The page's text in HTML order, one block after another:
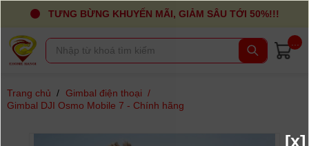
TƯNG BỪNG KHUYẾN MÃI, GIẢM SÂU TỚI 50%!!!
Trang chủ / Gimbal điện thoại /
Gimbal DJI Osmo Mobile 7 - Chính hãng
[x]